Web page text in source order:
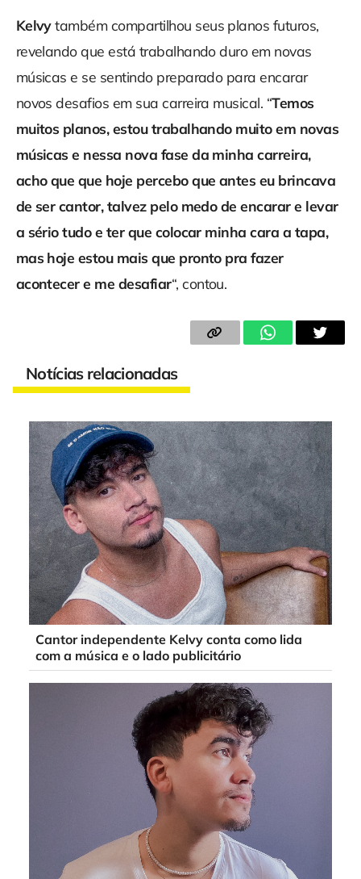
Kelvytambém compartilhou seus planos futuros,
revelando que está trabalhando duro em novas
músicas e se sentindo preparado para encarar
novos desafios em sua carreira musical. “Temos
muitos planos, estou trabalhando muito em novas
músicas e nessa nova fase da minha carreira,
acho que que hoje percebo que antes eu brincava
de ser cantor, talvez pelo medo de encarar e levar
a sério tudo e ter que colocar minha cara a tapa,
mas hoje estou mais que pronto pra fazer
acontecer e me desafiar“, contou.
Notícias relacionadas
Cantor independente Kelvy conta como lida
com a música e o lado publicitário